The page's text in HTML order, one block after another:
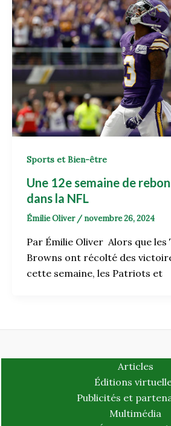
Sports et Bien-être
Une 12e semaine de
dans la NFL
Émilie Oliver / novembre 26, 2024
Par Émilie Oliver Alors que les
Browns ont récolté des
cette semaine, les Patriots et
Articles
Éditions
Publicités et
Multimédia